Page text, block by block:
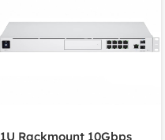
1U Rackmount 10Gbps